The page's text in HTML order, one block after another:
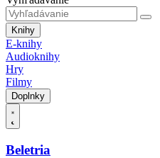
Knihy
E-knihy
Audioknihy
Hry
Filmy
Doplnky
Beletria